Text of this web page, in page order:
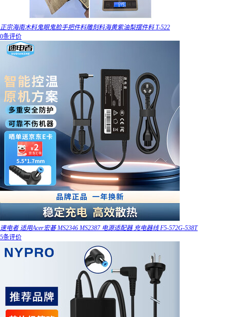
正宗海南木料鬼眼鬼脸手把件料雕刻料海黄紫油梨摆件料 T-522
0条评价
速电者 适用Acer宏碁 MS2346 MS2387 电源适配器 充电器线 F5-572G-538T
5条评价